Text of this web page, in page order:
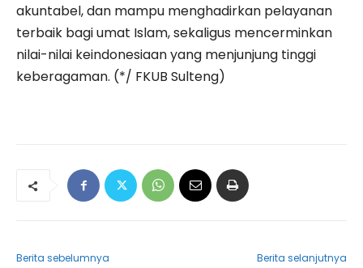
akuntabel, dan mampu menghadirkan pelayanan
terbaik bagi umat Islam, sekaligus mencerminkan
nilai-nilai keindonesiaan yang menjunjung tinggi
keberagaman. (*/ FKUB Sulteng)
Berita sebelumnya Berita selanjutnya